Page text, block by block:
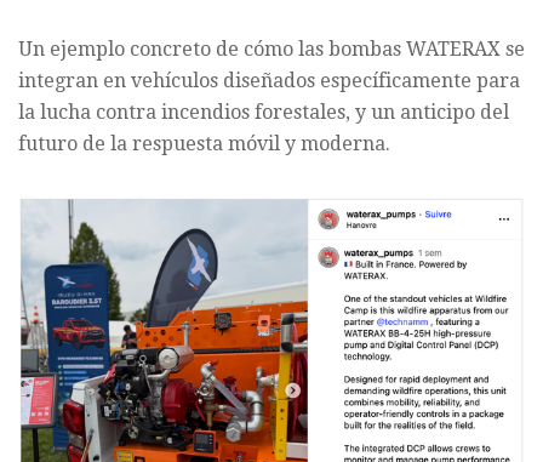
Un ejemplo concreto de cómo las bombas WATERAX se
integran en vehículos diseñados específicamente para
la lucha contra incendios forestales, y un anticipo del
futuro de la respuesta móvil y moderna.